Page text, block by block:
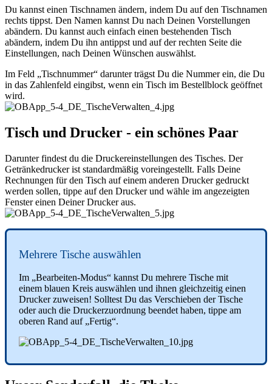
Du kannst einen Tischnamen ändern, indem Du auf den Tischnamen
rechts tippst. Den Namen kannst Du nach Deinen Vorstellungen
abändern. Du kannst auch einfach einen bestehenden Tisch
abändern, indem Du ihn antippst und auf der rechten Seite die
Einstellungen, nach Deinen Wünschen auswählst.
Im Feld „Tischnummer“ darunter trägst Du die Nummer ein, die Du
in das Zahlenfeld eingibst, wenn ein Tisch im Bestellblock geöffnet
wird.
Tisch und Drucker - ein schönes Paar
Darunter findest du die Druckereinstellungen des Tisches. Der
Getränkedrucker ist standardmäßig voreingestellt. Falls Deine
Rechnungen für den Tisch auf einem anderen Drucker gedruckt
werden sollen, tippe auf den Drucker und wähle im angezeigten
Fenster einen Deiner Drucker aus.
Mehrere Tische auswählen
Im „Bearbeiten-Modus“ kannst Du mehrere Tische mit
einem blauen Kreis auswählen und ihnen gleichzeitig einen
Drucker zuweisen! Solltest Du das Verschieben der Tische
oder auch die Druckerzuordnung beendet haben, tippe am
oberen Rand auf „Fertig“.